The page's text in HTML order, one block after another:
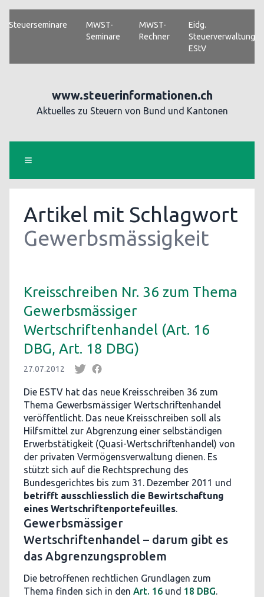
Steuerseminare
MWST-
Seminare
MWST-
Rechner
Eidg.
Steuerverwaltung
EStV
www.steuerinformationen.ch
Aktuelles zu Steuern von Bund und Kantonen
Artikel mit Schlagwort
Gewerbsmässigkeit
Kreisschreiben Nr. 36 zum Thema
Gewerbsmässiger
Wertschriftenhandel (Art. 16
DBG, Art. 18 DBG)
27.07.2012
Die ESTV hat das neue Kreisschreiben 36 zum
Thema Gewerbsmässiger Wertschriftenhandel
veröffentlicht. Das neue Kreisschreiben soll als
Hilfsmittel zur Abgrenzung einer selbständigen
Erwerbstätigkeit (Quasi-Wertschriftenhandel) von
der privaten Vermögensverwaltung dienen. Es
stützt sich auf die Rechtsprechung des
Bundesgerichtes bis zum 31. Dezember 2011 und
betrifft ausschliesslich die Bewirtschaftung
eines Wertschriftenportefeuilles.
Gewerbsmässiger
Wertschriftenhandel – darum gibt es
das Abgrenzungsproblem
Die betroffenen rechtlichen Grundlagen zum
Thema finden sich in den Art. 16 und 18 DBG.